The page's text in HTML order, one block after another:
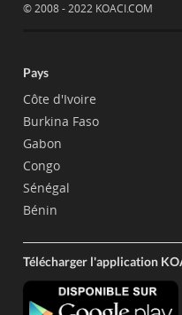
© 2008 - 2022 KOACI.COM
Pays
Côte d'Ivoire
Burkina Faso
Gabon
Congo
Sénégal
Bénin
Télécharger l'application